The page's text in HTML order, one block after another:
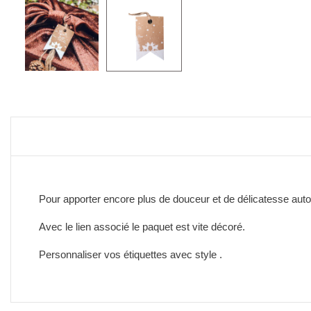
Pour apporter encore plus de douceur et de délicatesse
Avec le lien associé le paquet est vite décoré.
Personnaliser vos étiquettes avec style .